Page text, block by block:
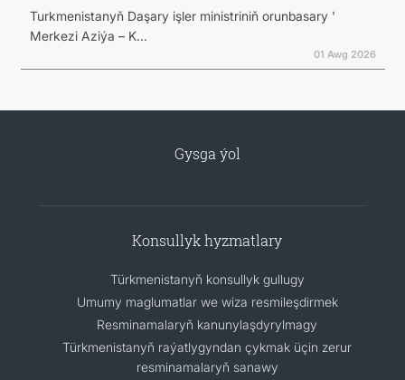
Turkmenistanyň Daşary işler ministriniň orunbasary '
Merkezi Aziýa – K...
01 Awg 2026
Gysga ýol
Konsullyk hyzmatlary
Türkmenistanyň konsullyk gullugy
Umumy maglumatlar we wiza resmileşdirmek
Resminamalaryň kanunylaşdyrylmagy
Türkmenistanyň raýatlygyndan çykmak üçin zerur
resminamalaryň sanawy